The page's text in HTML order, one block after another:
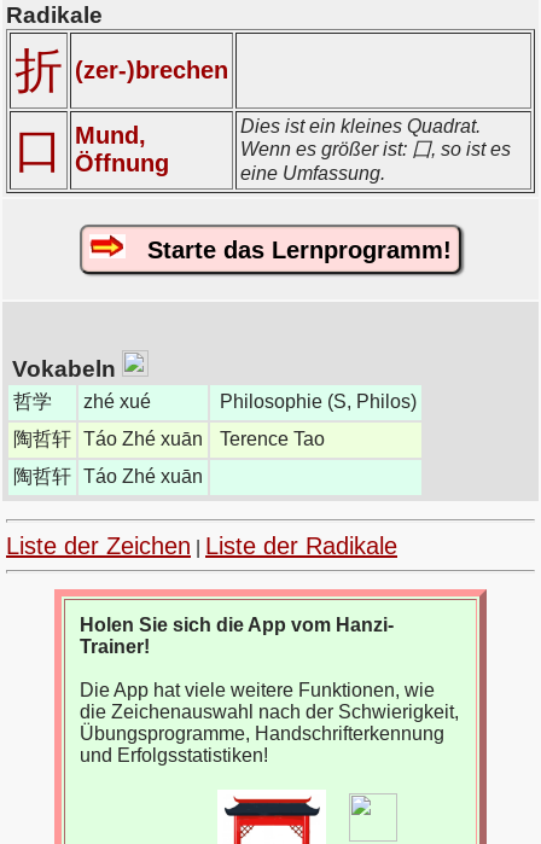
Radikale
折 (zer-)brechen
口
Mund,
Öffnung
Dies ist ein kleines Quadrat.
Wenn es größer ist: 囗, so ist es
eine Umfassung.
Starte das Lernprogramm!
Vokabeln
哲学 zhé xué
Philosophie (S, Philos)
陶哲轩 Táo Zhé xuān
Terence Tao
陶哲轩 Táo Zhé xuān
Liste der Zeichen Liste der Radikale
Holen Sie sich die App vom Hanzi-
Trainer!
Die App hat viele weitere Funktionen, wie
die Zeichenauswahl nach der Schwierigkeit,
Übungsprogramme, Handschrifterkennung
und Erfolgsstatistiken!